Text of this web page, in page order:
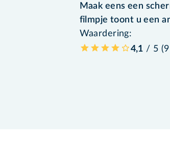
Maak eens een
filmpje toont u een
Waardering:
4,1 / 5 (9